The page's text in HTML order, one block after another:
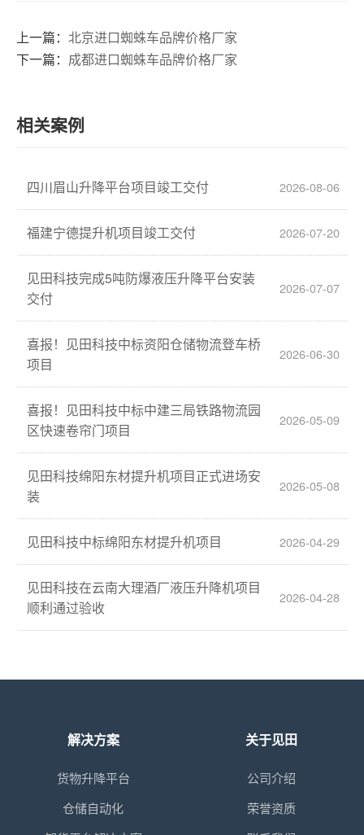
上一篇： 北京进口蜘蛛车品牌价格厂家
下一篇： 成都进口蜘蛛车品牌价格厂家
相关案例
四川眉山升降平台项目竣工交付 2026-08-06
福建宁德提升机项目竣工交付 2026-07-20
见田科技完成5吨防爆液压升降平台安装
交付
2026-07-07
喜报！见田科技中标资阳仓储物流登车桥
项目
2026-06-30
喜报！见田科技中标中建三局铁路物流园
区快速卷帘门项目
2026-05-09
见田科技绵阳东材提升机项目正式进场安
装
2026-05-08
见田科技中标绵阳东材提升机项目 2026-04-29
见田科技在云南大理酒厂液压升降机项目
顺利通过验收
2026-04-28
解决方案
货物升降平台
仓储自动化
关于见田
公司介绍
荣誉资质